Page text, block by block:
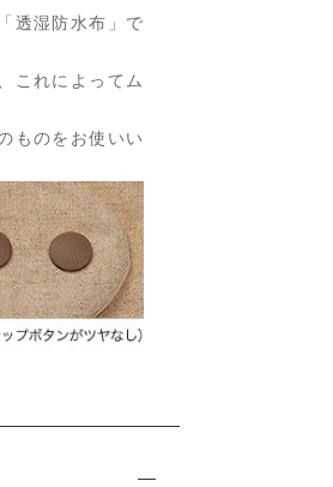
透湿防水布」で
これによってム
ものをお使いい